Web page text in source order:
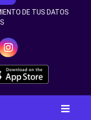
DE TUS DATOS